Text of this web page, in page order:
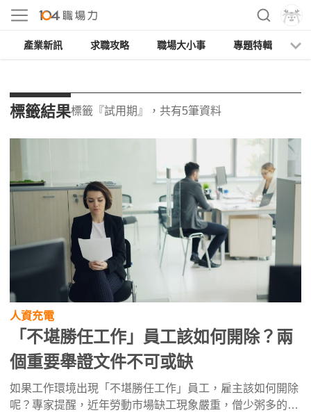
產業新訊 求職攻略 職場大小事 專題特輯
標籤結果標籤『試用期』，共有5筆資料
人資充電
「不堪勝任工作」員工該如何開除？兩
個重要舉證文件不可或缺
如果工作環境出現「不堪勝任工作」員工，雇主該如何開除
呢？專家提醒，近年勞動市場缺工現象嚴重，僧少粥多的情